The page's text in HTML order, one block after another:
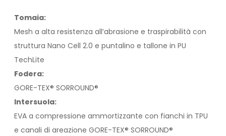
Tomaia:
Mesh a alta resistenza all’abrasione e traspirabilità con
struttura Nano Cell 2.0 e puntalino e tallone in PU
TechLite
Fodera:
GORE-TEX® SORROUND®
Intersuola:
EVA a compressione ammortizzante con fianchi in TPU
e canali di areazione GORE-TEX® SORROUND®